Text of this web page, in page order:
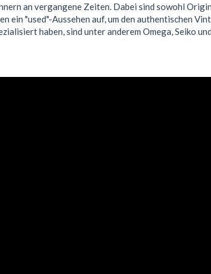
an vergangene Zeiten. Dabei sind sowohl
"used"-Aussehen auf, um den authentischen
haben, sind unter anderem Omega, Seiko